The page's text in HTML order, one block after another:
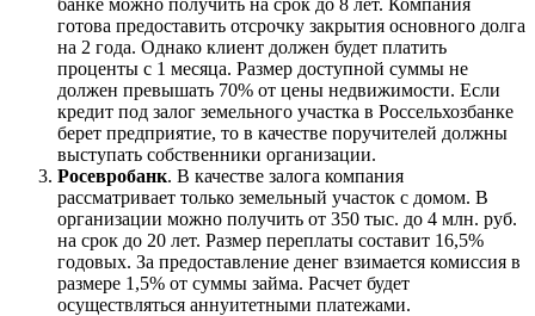
банке можно получить на срок до 8 лет. Компания
готова предоставить отсрочку закрытия основного долга
на 2 года. Однако клиент должен будет платить
проценты с 1 месяца. Размер доступной суммы не
должен превышать 70% от цены недвижимости. Если
кредит под залог земельного участка в Россельхозбанке
берет предприятие, то в качестве поручителей должны
выступать собственники организации.
Росевробанк. В качестве залога компания
рассматривает только земельный участок с домом. В
организации можно получить от 350 тыс. до 4 млн. руб.
на срок до 20 лет. Размер переплаты составит 16,5%
годовых. За предоставление денег взимается комиссия в
размере 1,5% от суммы займа. Расчет будет
осуществляться аннуитетными платежами.